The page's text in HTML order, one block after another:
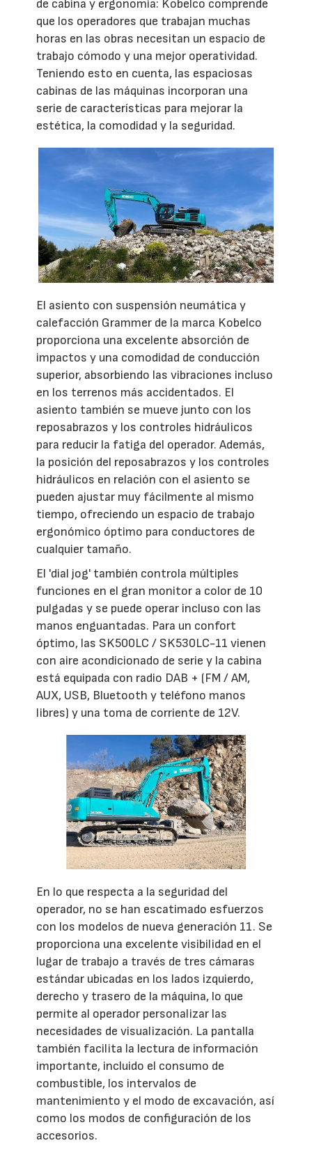
de cabina y ergonomía: Kobelco comprende
que los operadores que trabajan muchas
horas en las obras necesitan un espacio de
trabajo cómodo y una mejor operatividad.
Teniendo esto en cuenta, las espaciosas
cabinas de las máquinas incorporan una
serie de características para mejorar la
estética, la comodidad y la seguridad.
El asiento con suspensión neumática y
calefacción Grammer de la marca Kobelco
proporciona una excelente absorción de
impactos y una comodidad de conducción
superior, absorbiendo las vibraciones incluso
en los terrenos más accidentados. El
asiento también se mueve junto con los
reposabrazos y los controles hidráulicos
para reducir la fatiga del operador. Además,
la posición del reposabrazos y los controles
hidráulicos en relación con el asiento se
pueden ajustar muy fácilmente al mismo
tiempo, ofreciendo un espacio de trabajo
ergonómico óptimo para conductores de
cualquier tamaño.
El 'dial jog' también controla múltiples
funciones en el gran monitor a color de 10
pulgadas y se puede operar incluso con las
manos enguantadas. Para un confort
óptimo, las SK500LC / SK530LC-11 vienen
con aire acondicionado de serie y la cabina
está equipada con radio DAB + (FM / AM,
AUX, USB, Bluetooth y teléfono manos
libres) y una toma de corriente de 12V.
En lo que respecta a la seguridad del
operador, no se han escatimado esfuerzos
con los modelos de nueva generación 11. Se
proporciona una excelente visibilidad en el
lugar de trabajo a través de tres cámaras
estándar ubicadas en los lados izquierdo,
derecho y trasero de la máquina, lo que
permite al operador personalizar las
necesidades de visualización. La pantalla
también facilita la lectura de información
importante, incluido el consumo de
combustible, los intervalos de
mantenimiento y el modo de excavación, así
como los modos de configuración de los
accesorios.